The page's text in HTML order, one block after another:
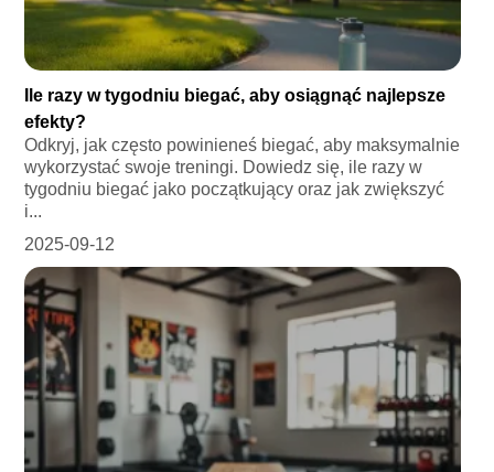
Ile razy w tygodniu biegać, aby osiągnąć najlepsze
efekty?
Odkryj, jak często powinieneś biegać, aby maksymalnie
wykorzystać swoje treningi. Dowiedz się, ile razy w
tygodniu biegać jako początkujący oraz jak zwiększyć
i...
2025-09-12